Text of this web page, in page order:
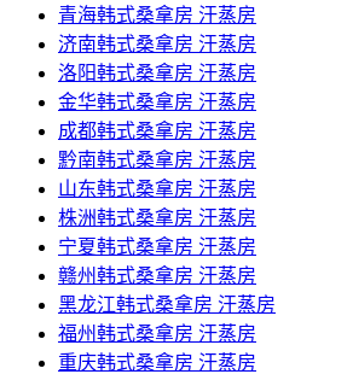
青海韩式桑拿房 汗蒸房
济南韩式桑拿房 汗蒸房
洛阳韩式桑拿房 汗蒸房
金华韩式桑拿房 汗蒸房
成都韩式桑拿房 汗蒸房
黔南韩式桑拿房 汗蒸房
山东韩式桑拿房 汗蒸房
株洲韩式桑拿房 汗蒸房
宁夏韩式桑拿房 汗蒸房
赣州韩式桑拿房 汗蒸房
黑龙江韩式桑拿房 汗蒸房
福州韩式桑拿房 汗蒸房
重庆韩式桑拿房 汗蒸房